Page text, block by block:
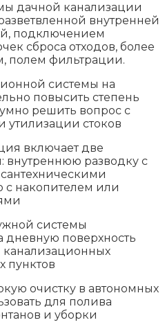
дачной канализации
внутренней
подключением
сброса отходов, более
полем фильтрации.
системы на
повысить степень
решить вопрос с
утилизации стоков
включает две
внутреннюю разводку с
накопителем или
системы
дневную поверхность
канализационных
пунктов
очистку в автономных
для полива
и уборки